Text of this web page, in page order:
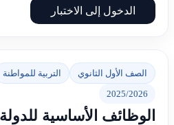
الدخول إلى الاختبار
الصف الأول الثانوي التربية للمواطنة
2025/2026
الوظائف الأساسية للدولة